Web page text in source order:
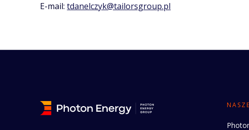
E-mail:tdanelczyk@tailorsgroup.pl